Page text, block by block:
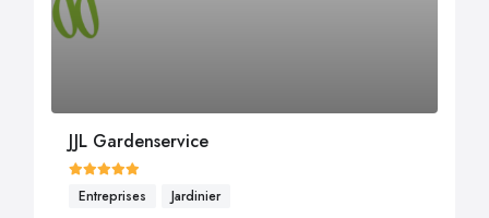
JJL Gardenservice
Entreprises Jardinier